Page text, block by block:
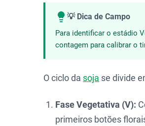
💡 Dica de Campo
Para identificar o estádio
contagem para calibrar o
O ciclo da soja se divide
Fase Vegetativa (V):
primeiros botões